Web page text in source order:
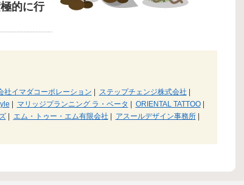
的に行
社イマダコーポレーション ステップチェンジ株式会社
マリッジプランニング ラ・ベータ ORIENTAL TATTOO|
| エム・トゥー・エム有限会社 アスールデザイン事務所|